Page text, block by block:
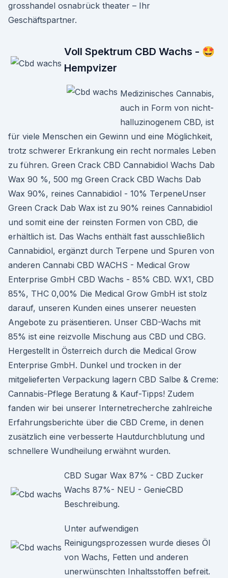
grosshandel osnabrück theater – Ihr
Geschäftspartner.
Voll Spektrum CBD Wachs - 🤩
Hempvizer
Medizinisches Cannabis,
auch in Form von nicht-
halluzinogenem CBD, ist
für viele Menschen ein Gewinn und eine Möglichkeit,
trotz schwerer Erkrankung ein recht normales Leben
zu führen. Green Crack CBD Cannabidiol Wachs Dab
Wax 90 %, 500 mg Green Crack CBD Wachs Dab
Wax 90%, reines Cannabidiol - 10% TerpeneUnser
Green Crack Dab Wax ist zu 90% reines Cannabidiol
und somit eine der reinsten Formen von CBD, die
erhältlich ist. Das Wachs enthält fast ausschließlich
Cannabidiol, ergänzt durch Terpene und Spuren von
anderen Cannabi CBD WACHS - Medical Grow
Enterprise GmbH CBD Wachs - 85% CBD. WX1, CBD
85%, THC 0,00% Die Medical Grow GmbH ist stolz
darauf, unseren Kunden eines unserer neuesten
Angebote zu präsentieren. Unser CBD-Wachs mit
85% ist eine reizvolle Mischung aus CBD und CBG.
Hergestellt in Österreich durch die Medical Grow
Enterprise GmbH. Dunkel und trocken in der
mitgelieferten Verpackung lagern CBD Salbe & Creme:
Cannabis-Pflege Beratung & Kauf-Tipps! Zudem
fanden wir bei unserer Internetrecherche zahlreiche
Erfahrungsberichte über die CBD Creme, in denen
zusätzlich eine verbesserte Hautdurchblutung und
schnellere Wundheilung erwähnt wurden.
CBD Sugar Wax 87% - CBD Zucker
Wachs 87%- NEU - GenieCBD
Beschreibung.
Unter aufwendigen
Reinigungsprozessen wurde dieses Öl
von Wachs, Fetten und anderen
unerwünschten Inhaltsstoffen befreit.